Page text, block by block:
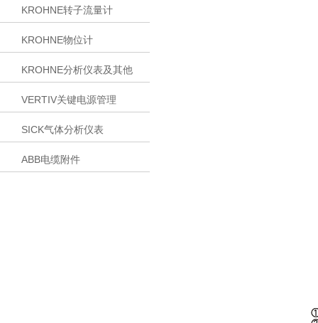
KROHNE转子流量计
KROHNE物位计
KROHNE分析仪表及其他
VERTIV关键电源管理
SICK气体分析仪表
ABB电缆附件